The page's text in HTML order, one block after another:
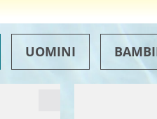
UOMINI